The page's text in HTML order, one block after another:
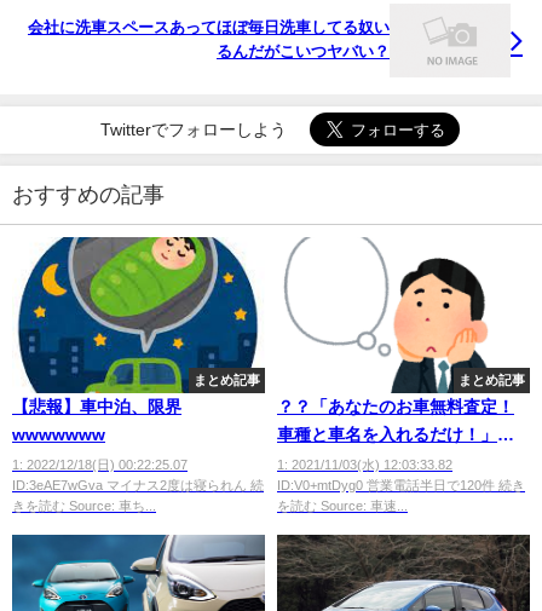
会社に洗車スペースあってほぼ毎日洗車してる奴い
るんだがこいつヤバい？
Twitterでフォローしよう
おすすめの記事
まとめ記事
【悲報】車中泊、限界
wwwwwww
1: 2022/12/18(日) 00:22:25.07
ID:3eAE7wGva マイナス2度は寝られん 続
きを読む Source: 車ち...
まとめ記事
？？「あなたのお車無料査定！
車種と車名を入れるだけ！」ワ
イ「ほーん、試してみよ」
1: 2021/11/03(水) 12:03:33.82
ID:V0+mtDyg0 営業電話半日で120件 続き
を読む Source: 車速...